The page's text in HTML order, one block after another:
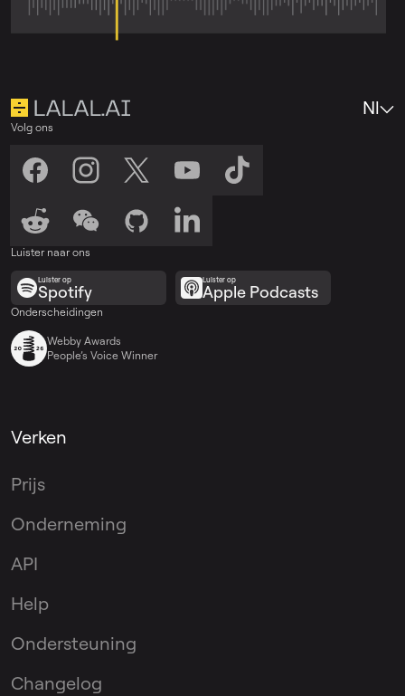
Volg ons
Luister naar ons
Luister op
Spotify
Luister op
Apple Podcasts
Onderscheidingen
Webby Awards
People’s Voice Winner
Nl
Verken
Prijs
Onderneming
API
Help
Ondersteuning
Changelog